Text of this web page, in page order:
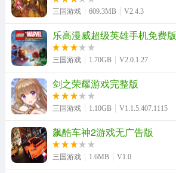
速度与激情8最新版 放逐之地冒险手游无广告版 时空猎人3游戏无广告版
超级猫里奥手机免费版 跑酷小王子安卓免费版
双人赛车3d安卓版
三国游戏 609.3MB V2.4.3
乐高漫威超级英雄手机免费版
三国游戏 1.70GB V2.0.1.27
剑之荣耀游戏完整版
三国游戏 1.10GB V1.1.5.407.1115
飙酷车神2游戏无广告版
三国游戏 1.6MB V1.0